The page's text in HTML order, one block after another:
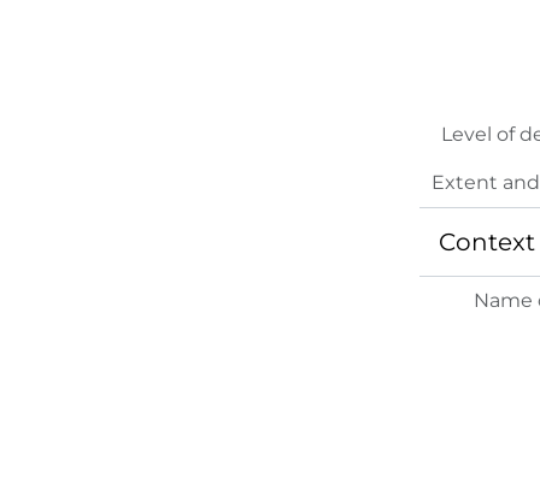
Level of
Extent
Context
Name